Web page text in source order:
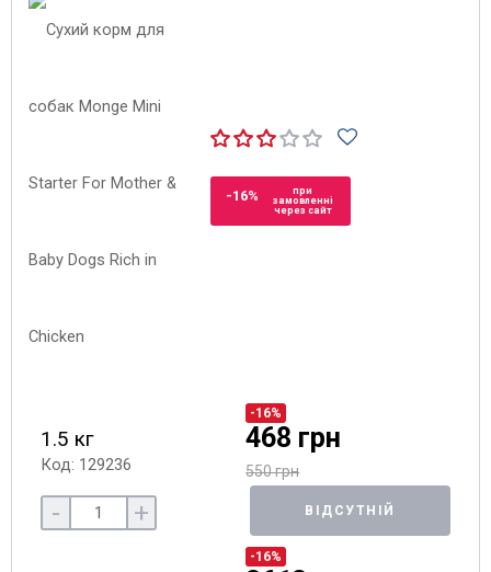
-16%
при
замовленні
через сайт
1.5 кг
Код: 129236
-16%
468 грн
550 грн
- + ВІДСУТНІЙ
-16%